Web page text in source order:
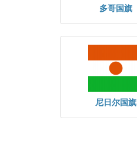
多哥国旗
尼日尔国旗